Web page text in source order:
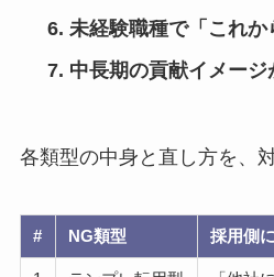
未経験職種で「これ
中長期の貢献イメー
各類型の中身と直し方を、
# NG類型 採用側